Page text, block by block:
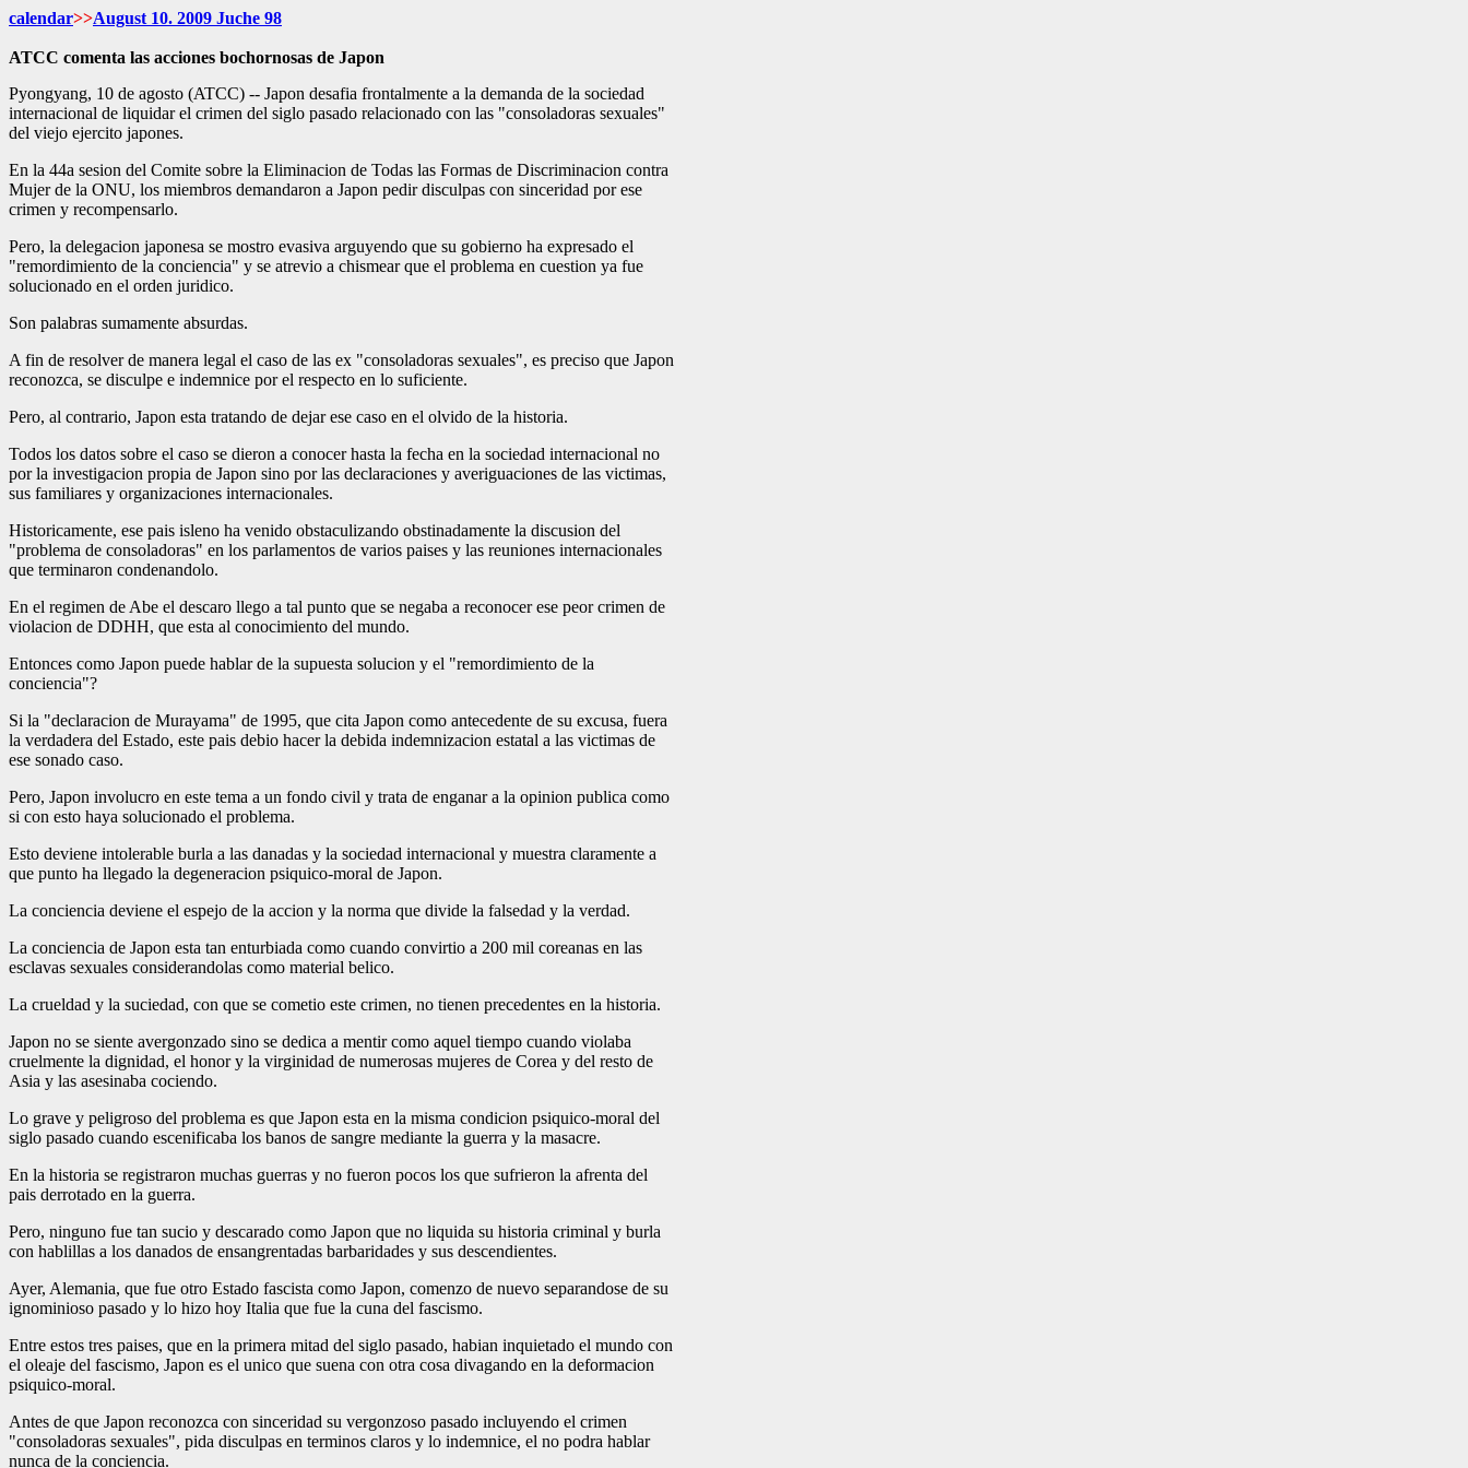
calendar>>August 10. 2009 Juche 98
ATCC comenta las acciones bochornosas de Japon
Pyongyang, 10 de agosto (ATCC) -- Japon desafia frontalmente a la demanda de la sociedad
internacional de liquidar el crimen del siglo pasado relacionado con las "consoladoras sexuales"
del viejo ejercito japones.
En la 44a sesion del Comite sobre la Eliminacion de Todas las Formas de Discriminacion contra
Mujer de la ONU, los miembros demandaron a Japon pedir disculpas con sinceridad por ese
crimen y recompensarlo.
Pero, la delegacion japonesa se mostro evasiva arguyendo que su gobierno ha expresado el
"remordimiento de la conciencia" y se atrevio a chismear que el problema en cuestion ya fue
solucionado en el orden juridico.
Son palabras sumamente absurdas.
A fin de resolver de manera legal el caso de las ex "consoladoras sexuales", es preciso que Japon
reconozca, se disculpe e indemnice por el respecto en lo suficiente.
Pero, al contrario, Japon esta tratando de dejar ese caso en el olvido de la historia.
Todos los datos sobre el caso se dieron a conocer hasta la fecha en la sociedad internacional no
por la investigacion propia de Japon sino por las declaraciones y averiguaciones de las victimas,
sus familiares y organizaciones internacionales.
Historicamente, ese pais isleno ha venido obstaculizando obstinadamente la discusion del
"problema de consoladoras" en los parlamentos de varios paises y las reuniones internacionales
que terminaron condenandolo.
En el regimen de Abe el descaro llego a tal punto que se negaba a reconocer ese peor crimen de
violacion de DDHH, que esta al conocimiento del mundo.
Entonces como Japon puede hablar de la supuesta solucion y el "remordimiento de la
conciencia"?
Si la "declaracion de Murayama" de 1995, que cita Japon como antecedente de su excusa, fuera
la verdadera del Estado, este pais debio hacer la debida indemnizacion estatal a las victimas de
ese sonado caso.
Pero, Japon involucro en este tema a un fondo civil y trata de enganar a la opinion publica como
si con esto haya solucionado el problema.
Esto deviene intolerable burla a las danadas y la sociedad internacional y muestra claramente a
que punto ha llegado la degeneracion psiquico-moral de Japon.
La conciencia deviene el espejo de la accion y la norma que divide la falsedad y la verdad.
La conciencia de Japon esta tan enturbiada como cuando convirtio a 200 mil coreanas en las
esclavas sexuales considerandolas como material belico.
La crueldad y la suciedad, con que se cometio este crimen, no tienen precedentes en la historia.
Japon no se siente avergonzado sino se dedica a mentir como aquel tiempo cuando violaba
cruelmente la dignidad, el honor y la virginidad de numerosas mujeres de Corea y del resto de
Asia y las asesinaba cociendo.
Lo grave y peligroso del problema es que Japon esta en la misma condicion psiquico-moral del
siglo pasado cuando escenificaba los banos de sangre mediante la guerra y la masacre.
En la historia se registraron muchas guerras y no fueron pocos los que sufrieron la afrenta del
pais derrotado en la guerra.
Pero, ninguno fue tan sucio y descarado como Japon que no liquida su historia criminal y burla
con hablillas a los danados de ensangrentadas barbaridades y sus descendientes.
Ayer, Alemania, que fue otro Estado fascista como Japon, comenzo de nuevo separandose de su
ignominioso pasado y lo hizo hoy Italia que fue la cuna del fascismo.
Entre estos tres paises, que en la primera mitad del siglo pasado, habian inquietado el mundo con
el oleaje del fascismo, Japon es el unico que suena con otra cosa divagando en la deformacion
psiquico-moral.
Antes de que Japon reconozca con sinceridad su vergonzoso pasado incluyendo el crimen
"consoladoras sexuales", pida disculpas en terminos claros y lo indemnice, el no podra hablar
nunca de la conciencia.